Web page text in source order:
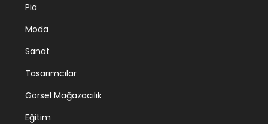
Pia
Moda
Sanat
Tasarımcılar
Görsel Mağazacılık
Eğitim